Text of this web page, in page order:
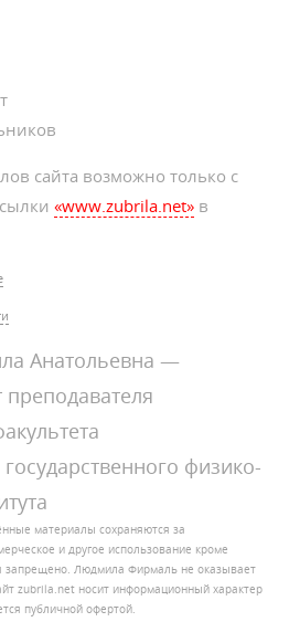
сайта возможно только с
«www.zubrila.net» в
Анатольевна —
физико-
материалы сохраняются за
и другое использование кроме
запрещено. Людмила Фирмаль не оказывает
zubrila.net носит информационный характер
публичной офертой.